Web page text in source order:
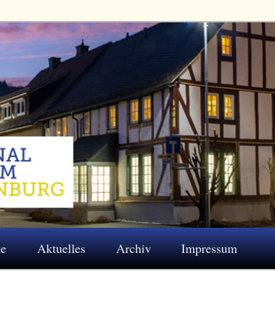
Eschenburg e.V.
Aktuelles Archiv Impressum